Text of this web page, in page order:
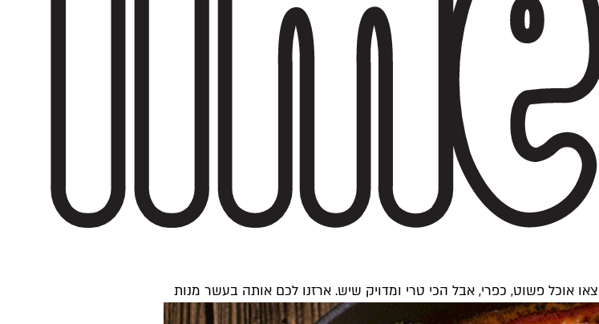
אוכל פשוט, כפרי, אבל הכי טרי ומדויק שיש. ארזנו לכם אותה בעשר מנות